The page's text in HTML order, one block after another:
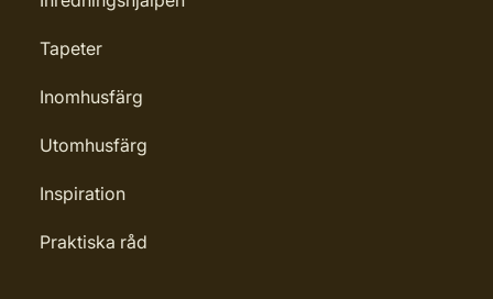
Tapeter
Inomhusfärg
Utomhusfärg
Inspiration
Praktiska råd